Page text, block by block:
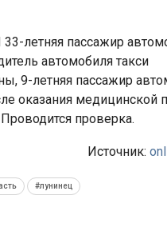
33-летняя пассажир
автомобиля такси
9-летняя пассажир
оказания медицинской
проверка.
Источник:
#лунинец